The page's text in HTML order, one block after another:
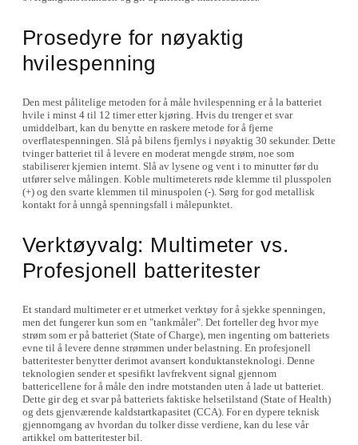
Prosedyre for nøyaktig
hvilespenning
Den mest pålitelige metoden for å måle hvilespenning er å la batteriet
hvile i minst 4 til 12 timer etter kjøring. Hvis du trenger et svar
umiddelbart, kan du benytte en raskere metode for å fjerne
overflatespenningen. Slå på bilens fjernlys i nøyaktig 30 sekunder. Dette
tvinger batteriet til å levere en moderat mengde strøm, noe som
stabiliserer kjemien internt. Slå av lysene og vent i to minutter før du
utfører selve målingen. Koble multimeterets røde klemme til plusspolen
(+) og den svarte klemmen til minuspolen (-). Sørg for god metallisk
kontakt for å unngå spenningsfall i målepunktet.
Verktøyvalg: Multimeter vs.
Profesjonell batteritester
Et standard multimeter er et utmerket verktøy for å sjekke spenningen,
men det fungerer kun som en "tankmåler". Det forteller deg hvor mye
strøm som er på batteriet (State of Charge), men ingenting om batteriets
evne til å levere denne strømmen under belastning. En profesjonell
batteritester benytter derimot avansert konduktansteknologi. Denne
teknologien sender et spesifikt lavfrekvent signal gjennom
battericellene for å måle den indre motstanden uten å lade ut batteriet.
Dette gir deg et svar på batteriets faktiske helsetilstand (State of Health)
og dets gjenværende kaldstartkapasitet (CCA). For en dypere teknisk
gjennomgang av hvordan du tolker disse verdiene, kan du lese vår
artikkel om batteritester bil.